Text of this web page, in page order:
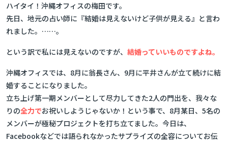
ハイタイ！沖縄オフィスの梅田です。
先日、地元の占い師に『結婚は見えないけど子供が見える』と言わ
れました。……。
という訳で私には見えないのですが、 結婚っていいものですよね。
沖縄オフィスでは、8月に翁長さん、9月に平井さんが立て続けに結
婚することになりました。
立ち上げ第一期メンバーとして尽力してきた2人の門出を、我々な
りの全力でお祝いしようじゃないか！という事で、8月某日、5名の
メンバーが極秘プロジェクトを打ち立てました。今日は、
Facebookなどでは語られなかったサプライズの全容についてお伝